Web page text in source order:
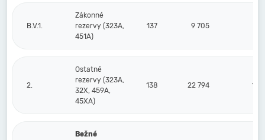
B.V.1.
Zákonné
rezervy (323A,
451A)
137 9 705
2.
Ostatné
rezervy (323A,
32X, 459A,
45XA)
138 22 794
Bežné